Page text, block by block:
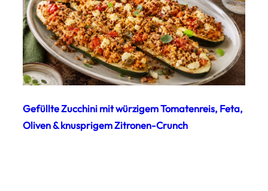
Gefüllte Zucchini mit würzigem Tomatenreis, Feta,
Oliven & knusprigem Zitronen-Crunch